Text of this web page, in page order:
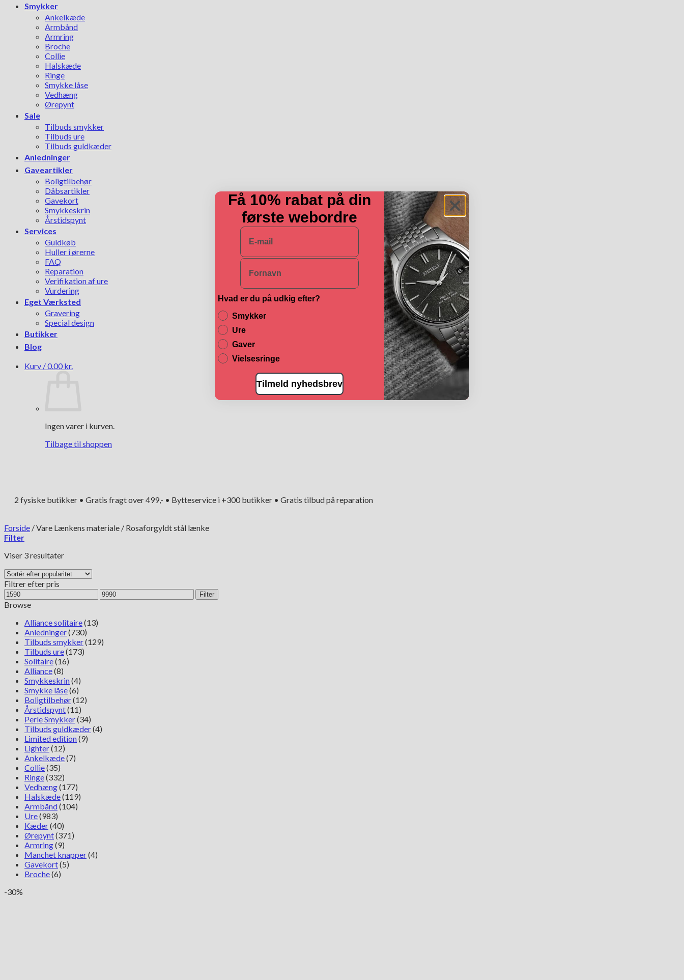
Smykker
Ankelkæde
Armbånd
Armring
Broche
Collie
Halskæde
Ringe
Smykke låse
Vedhæng
Ørepynt
Sale
Tilbuds smykker
Tilbuds ure
Tilbuds guldkæder
Anledninger
Gaveartikler
Boligtilbehør
Dåbsartikler
Gavekort
Smykkeskrin
Årstidspynt
Services
Guldkøb
Huller i ørerne
FAQ
Reparation
Verifikation af ure
Vurdering
Eget Værksted
Gravering
Special design
Butikker
Blog
Kurv /0.00 kr.
Ingen varer i kurven.
Tilbage til shoppen
2 fysiske butikker • Gratis fragt over 499,- • Bytteservice i +300 butikker • Gratis tilbud på reparation
Forside /Vare Lænkens materiale / Rosaforgyldt stål lænke
Filter
Viser 3 resultaterSorteret
popularitet
Filtrer efter pris
Mindste
pris
Højeste
pris
Filter
Browse
Alliance solitaire(13)
Anledninger(730)
Tilbuds smykker(129)
Tilbuds ure(173)
Solitaire(16)
Alliance(8)
Smykkeskrin(4)
Smykke låse(6)
Boligtilbehør(12)
Årstidspynt(11)
Perle Smykker(34)
Tilbuds guldkæder(4)
Limited edition(9)
Lighter(12)
Ankelkæde(7)
Collie(35)
Ringe(332)
Vedhæng(177)
Halskæde(119)
Armbånd(104)
Ure(983)
Kæder(40)
Ørepynt(371)
Armring(9)
Manchet knapper(4)
Gavekort(5)
Broche(6)
-30%
Få 10% rabat på din
første webordre
E-mail
Navn
Hvad er du på udkig efter?
Smykker
Ure
Gaver
Vielsesringe
Tilmeld nyhedsbrev